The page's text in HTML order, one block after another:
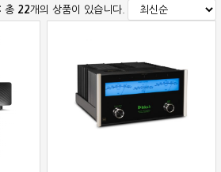
총 22개의 상품이 있습니다.